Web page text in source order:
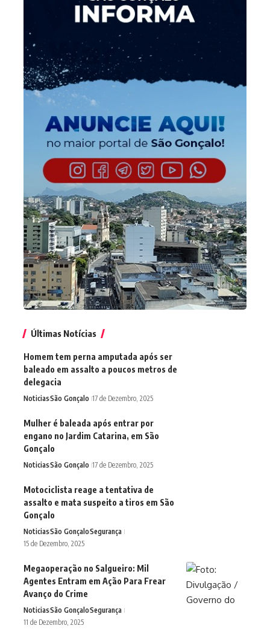
Últimas Notícias
Homem tem perna amputada após ser
baleado em assalto a poucos metros de
delegacia
NoticiasSão Gonçalo 17 de Dezembro, 2025
Mulher é baleada após entrar por
engano no Jardim Catarina, em São
Gonçalo
NoticiasSão Gonçalo 17 de Dezembro, 2025
Motociclista reage a tentativa de
assalto e mata suspeito a tiros em São
Gonçalo
NoticiasSão GonçaloSegurança
15 de Dezembro, 2025
Megaoperação no Salgueiro: Mil
Agentes Entram em Ação Para Frear
Avanço do Crime
NoticiasSão GonçaloSegurança
11 de Dezembro, 2025